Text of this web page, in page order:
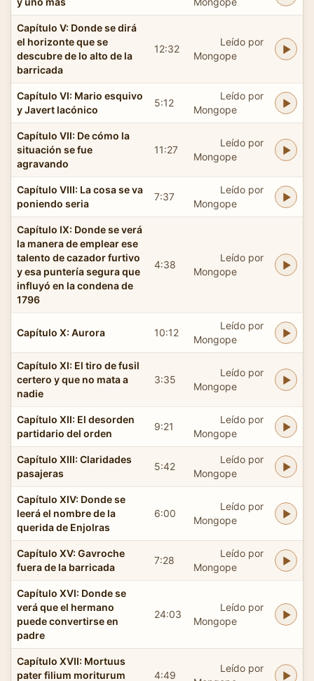
Capítulo V: Donde se dirá
el horizonte que se
descubre de lo alto de la
barricada
12:32
Leído por
Mongope
Capítulo VI: Mario esquivo
y Javert lacónico
5:12
Leído por
Mongope
Capítulo VII: De cómo la
situación se fue
agravando
11:27
Leído por
Mongope
Capítulo VIII: La cosa se va
poniendo seria
7:37
Leído por
Mongope
Capítulo IX: Donde se verá
la manera de emplear ese
talento de cazador furtivo
y esa puntería segura que
influyó en la condena de
1796
4:38
Leído por
Mongope
Capítulo X: Aurora 10:12
Leído por
Mongope
Capítulo XI: El tiro de fusil
certero y que no mata a
nadie
3:35
Leído por
Mongope
Capítulo XII: El desorden
partidario del orden
9:21
Leído por
Mongope
Capítulo XIII: Claridades
pasajeras
5:42
Leído por
Mongope
Capítulo XIV: Donde se
leerá el nombre de la
querida de Enjolras
6:00
Leído por
Mongope
Capítulo XV: Gavroche
fuera de la barricada
7:28
Leído por
Mongope
Capítulo XVI: Donde se
verá que el hermano
puede convertirse en
padre
24:03
Leído por
Mongope
Capítulo XVII: Mortuus
pater filium moriturum
4:49
Leído por